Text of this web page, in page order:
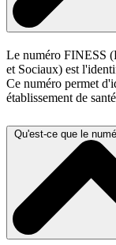
Le numéro FINESS
et Sociaux) est
Ce numéro permet
établissement de
Qu'est-ce que le